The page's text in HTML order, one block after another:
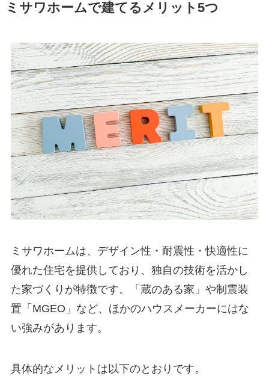
ミサワホームで建てるメリット5つ
ミサワホームは、デザイン性・耐震性・快適性に
優れた住宅を提供しており、独自の技術を活かし
た家づくりが特徴です。「蔵のある家」や制震装
置「MGEO」など、ほかのハウスメーカーにはな
い強みがあります。
具体的なメリットは以下のとおりです。